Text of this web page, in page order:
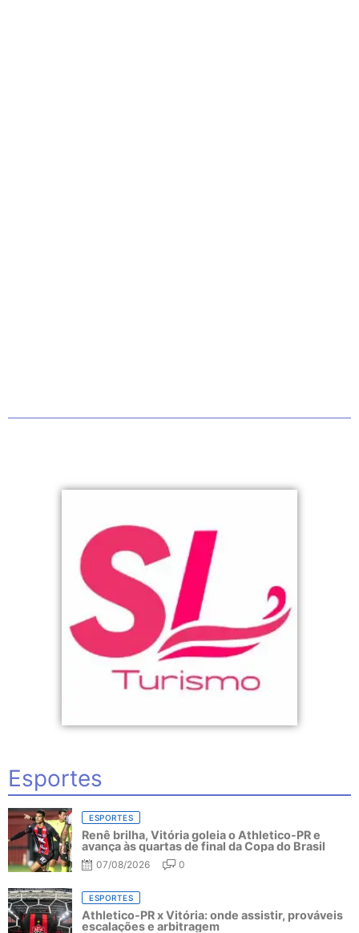
Esportes
ESPORTES
Renê brilha, Vitória goleia o Athletico-PR e
avança às quartas de final da Copa do Brasil
07/08/2026 0
ESPORTES
Athletico-PR x Vitória: onde assistir, prováveis
escalações e arbitragem